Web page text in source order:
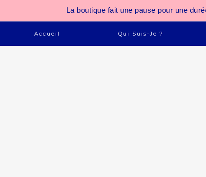
La boutique fait une pause pour une
Accueil Qui Suis-Je ?